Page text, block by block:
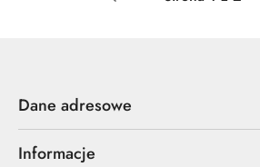
Dane adresowe
Informacje